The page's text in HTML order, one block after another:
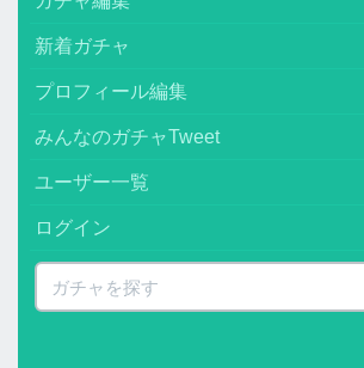
新着ガチャ
プロフィール編集
みんなのガチャTweet
ユーザー一覧
ログイン